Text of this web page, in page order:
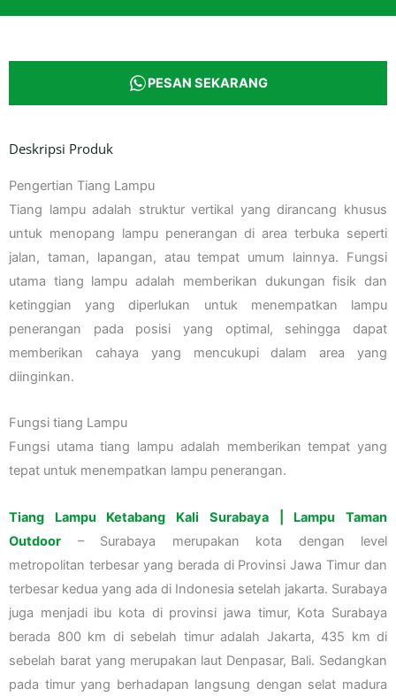
PESAN SEKARANG
Deskripsi Produk
Pengertian Tiang Lampu
Tiang lampu adalah struktur vertikal yang dirancang khusus
untuk menopang lampu penerangan di area terbuka seperti
jalan, taman, lapangan, atau tempat umum lainnya. Fungsi
utama tiang lampu adalah memberikan dukungan fisik dan
ketinggian yang diperlukan untuk menempatkan lampu
penerangan pada posisi yang optimal, sehingga dapat
memberikan cahaya yang mencukupi dalam area yang
diinginkan.
Fungsi tiang Lampu
Fungsi utama tiang lampu adalah memberikan tempat yang
tepat untuk menempatkan lampu penerangan.
Tiang Lampu Ketabang Kali Surabaya | Lampu Taman
Outdoor – Surabaya merupakan kota dengan level
metropolitan terbesar yang berada di Provinsi Jawa Timur dan
terbesar kedua yang ada di Indonesia setelah jakarta. Surabaya
juga menjadi ibu kota di provinsi jawa timur, Kota Surabaya
berada 800 km di sebelah timur adalah Jakarta, 435 km di
sebelah barat yang merupakan laut Denpasar, Bali. Sedangkan
pada timur yang berhadapan langsung dengan selat madura